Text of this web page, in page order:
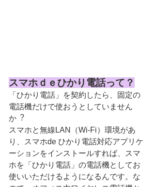
スマホｄｅひかり電話って？
「ひかり電話」を契約したら、固定の
電話機だけで使おうとしていません
か︖
スマホと無線LAN（Wi-Fi）環境があ
り、スマホde ひかり電話対応アプリケ
ーションをインストールすれば、スマ
ホを「ひかり電話」の電話機としてお
使いいただけるようになるんです。な